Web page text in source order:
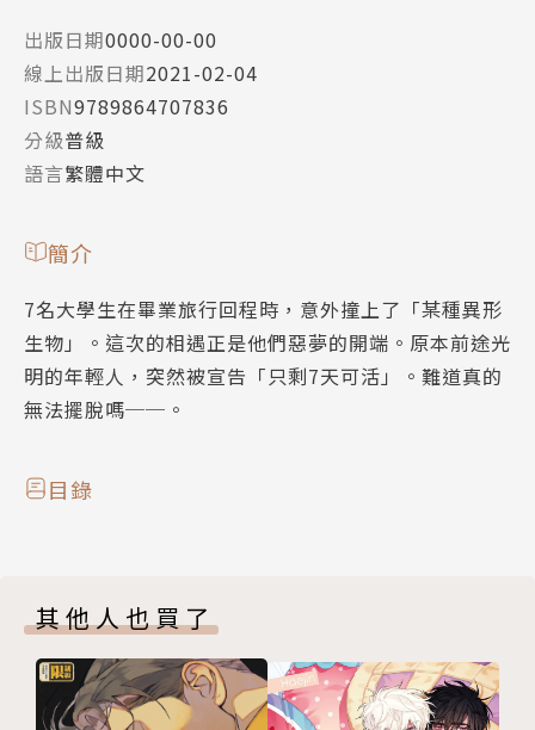
出版日期0000-00-00
線上出版日期2021-02-04
ISBN9789864707836
分級普級
語言繁體中文
簡介
7名大學生在畢業旅行回程時，意外撞上了「某種異形
生物」。這次的相遇正是他們惡夢的開端。原本前途光
明的年輕人，突然被宣告「只剩7天可活」。難道真的
無法擺脫嗎──。
目錄
其他人也買了